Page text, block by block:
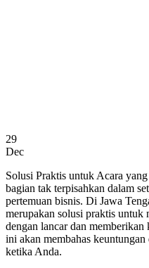
29
Dec
Solusi Praktis untuk Acara
bagian tak terpisahkan dalam
pertemuan bisnis. Di Jawa
merupakan solusi praktis untuk
dengan lancar dan
ini akan membahas
ketika Anda.